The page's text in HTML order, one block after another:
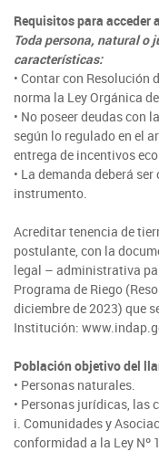
Consultores de Riego
Registro nacional
Nómina consultores
Registro Ley 19.862
Indicadores de
Trabaje en INDAP
Sustentabilidad de
Programa Desarrollo
Programa desarrollo
Servicio de Asesoría
Crédito Corto Plazo
Ver todos los
Concursos de
Sello Manos
Mercado Campesinos
Expomundorural
Turismo Rural
SIPAN
Arica y Parinacota
Tarapacá
Antofagasta
Atacama
Coquimbo
Noticias
Videos
Podcast
Fotografías
Seminarios
Biblioteca
Contacto de Prensa
Videos
Podcast
Nuestras Redes sociales
INDAP Agustinas 1465,
Teléfono:+56 2 2303
Requisitos para acceder
Toda persona, natural o
características:
• Contar con Resolución
norma la Ley Orgánica
• No poseer deudas con
según lo regulado en el
entrega de incentivos
• La demanda deberá
instrumento.
Acreditar tenencia de
postulante, con la
legal – administrativa
Programa de Riego
diciembre de 2023) que
Institución:
Población objetivo del
• Personas naturales.
• Personas jurídicas, las
i. Comunidades y
conformidad a la Ley Nº